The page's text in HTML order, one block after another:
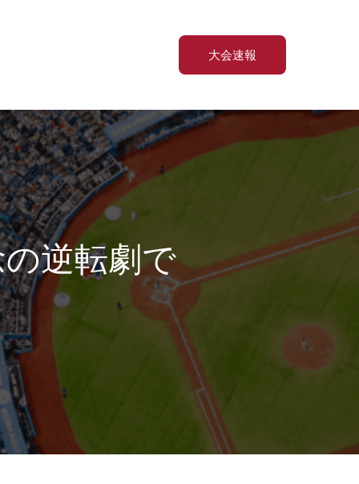
大会速報
逆転劇で